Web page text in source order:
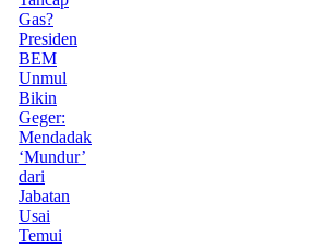
Gas?
Presiden
BEM
Unmul
Bikin
Geger:
Mendadak
‘Mundur’
dari
Jabatan
Usai
Temui